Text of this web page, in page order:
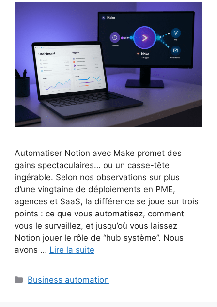
Automatiser Notion avec Make promet des
gains spectaculaires… ou un casse-tête
ingérable. Selon nos observations sur plus
d’une vingtaine de déploiements en PME,
agences et SaaS, la différence se joue sur trois
points : ce que vous automatisez, comment
vous le surveillez, et jusqu’où vous laissez
Notion jouer le rôle de “hub système”. Nous
avons … Lire la suite
Catégories
Business automation